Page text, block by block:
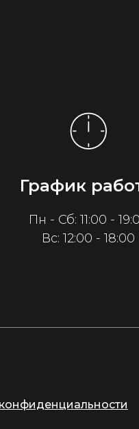
График
Пн - Сб: 11:00 -
Вс: 12:00 - 18:00